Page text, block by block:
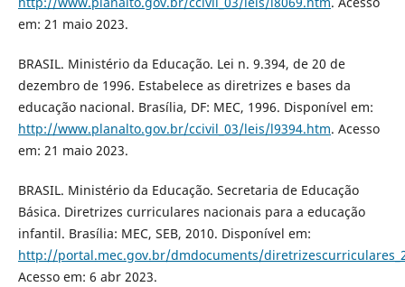
em: 21 maio 2023.
BRASIL. Ministério da Educação. Lei n. 9.394, de 20 de
dezembro de 1996. Estabelece as diretrizes e bases da
educação nacional. Brasília, DF: MEC, 1996. Disponível em:
http://www.planalto.gov.br/ccivil_03/leis/l9394.htm. Acesso
em: 21 maio 2023.
BRASIL. Ministério da Educação. Secretaria de Educação
Básica. Diretrizes curriculares nacionais para a educação
infantil. Brasília: MEC, SEB, 2010. Disponível em:
http://portal.mec.gov.br/dmdocuments/
Acesso em: 6 abr 2023.